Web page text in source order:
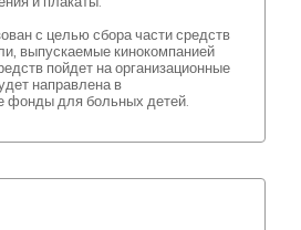
с целью сбора части средств
выпускаемые кинокомпанией
пойдет на организационные
направлена в
фонды для больных детей.